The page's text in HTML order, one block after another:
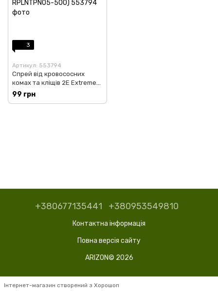
3
Артикул: 553794
Спрей від кровососних
комах та кліщів 2E Extreme
Shield для обробки одягу та
спорядження, 500 мл (2E-
99 грн
+380677135441 +380953549810
Контактна інформація
Повна версія сайту
ARIZON© 2026
Інтернет-магазин створений з Хорошоп